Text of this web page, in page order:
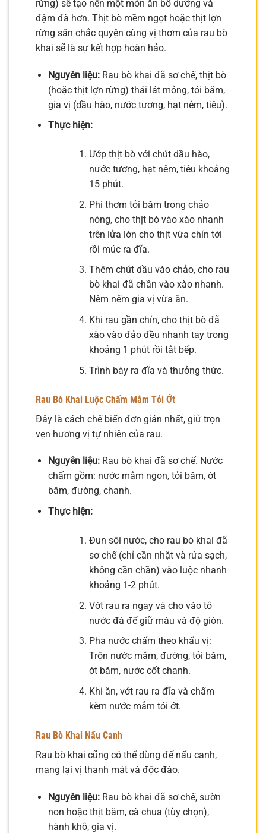
rừng) sẽ tạo nên một món ăn bổ dưỡng và
đậm đà hơn. Thịt bò mềm ngọt hoặc thịt lợn
rừng săn chắc quyện cùng vị thơm của rau bò
khai sẽ là sự kết hợp hoàn hảo.
Nguyên liệu:Rau bò khai đã sơ chế, thịt bò
(hoặc thịt lợn rừng) thái lát mỏng, tỏi băm,
gia vị (dầu hào, nước tương, hạt nêm, tiêu).
Thực hiện:
Ướp thịt bò với chút dầu hào,
nước tương, hạt nêm, tiêu khoảng
15 phút.
Phi thơm tỏi băm trong chảo
nóng, cho thịt bò vào xào nhanh
trên lửa lớn cho thịt vừa chín tới
rồi múc ra đĩa.
Thêm chút dầu vào chảo, cho rau
bò khai đã chần vào xào nhanh.
Nêm nếm gia vị vừa ăn.
Khi rau gần chín, cho thịt bò đã
xào vào đảo đều nhanh tay trong
khoảng 1 phút rồi tắt bếp.
Trình bày ra đĩa và thưởng thức.
Rau Bò Khai Luộc Chấm Mắm Tỏi Ớt
Đây là cách chế biến đơn giản nhất, giữ trọn
vẹn hương vị tự nhiên của rau.
Nguyên liệu:Rau bò khai đã sơ chế. Nước
chấm gồm: nước mắm ngon, tỏi băm, ớt
băm, đường, chanh.
Thực hiện:
Đun sôi nước, cho rau bò khai đã
sơ chế (chỉ cần nhặt và rửa sạch,
không cần chần) vào luộc nhanh
khoảng 1-2 phút.
Vớt rau ra ngay và cho vào tô
nước đá để giữ màu và độ giòn.
Pha nước chấm theo khẩu vị:
Trộn nước mắm, đường, tỏi băm,
ớt băm, nước cốt chanh.
Khi ăn, vớt rau ra đĩa và chấm
kèm nước mắm tỏi ớt.
Rau Bò Khai Nấu Canh
Rau bò khai cũng có thể dùng để nấu canh,
mang lại vị thanh mát và độc đáo.
Nguyên liệu:Rau bò khai đã sơ chế, sườn
non hoặc thịt băm, cà chua (tùy chọn),
hành khô, gia vị.